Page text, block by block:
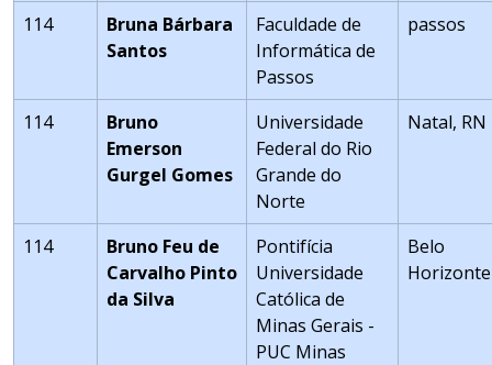
114
Bruna Bárbara
Santos
Faculdade de
Informática de
Passos
passos
114
Bruno
Emerson
Gurgel Gomes
Universidade
Federal do Rio
Grande do
Norte
Natal, RN
114
Bruno Feu de
Carvalho Pinto
da Silva
Pontifícia
Universidade
Católica de
Minas Gerais -
PUC Minas
Belo
Horizonte